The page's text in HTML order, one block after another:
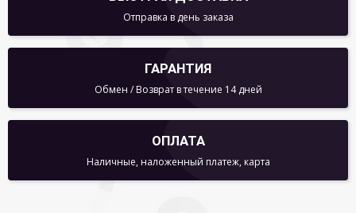
Отправка в день заказа
ГАРАНТИЯ
Обмен / Возврат в течение 14 дней
ОПЛАТА
Наличные, наложенный платеж, карта